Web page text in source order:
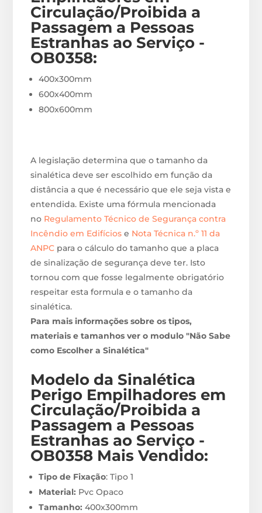
Circulação/Proibida a
Passagem a Pessoas
Estranhas ao Serviço -
OB0358:
400x300mm
600x400mm
800x600mm
A legislação determina que o tamanho da
sinalética deve ser escolhido em função da
distância a que é necessário que ele seja vista e
entendida. Existe uma fórmula mencionada
no Regulamento Técnico de Segurança contra
Incêndio em Edifícios e Nota Técnica n.º 11 da
ANPC para o cálculo do tamanho que a placa
de sinalização de segurança deve ter. Isto
tornou com que fosse legalmente obrigatório
respeitar esta formula e o tamanho da
sinalética.
Para mais informações sobre os tipos,
materiais e tamanhos ver o modulo "Não Sabe
como Escolher a Sinalética"
Modelo da Sinalética
Perigo Empilhadores em
Circulação/Proibida a
Passagem a Pessoas
Estranhas ao Serviço -
OB0358 Mais Vendido:
Tipo de Fixação: Tipo 1
Material: Pvc Opaco
Tamanho: 400x300mm